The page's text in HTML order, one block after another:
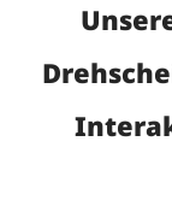
Startseite